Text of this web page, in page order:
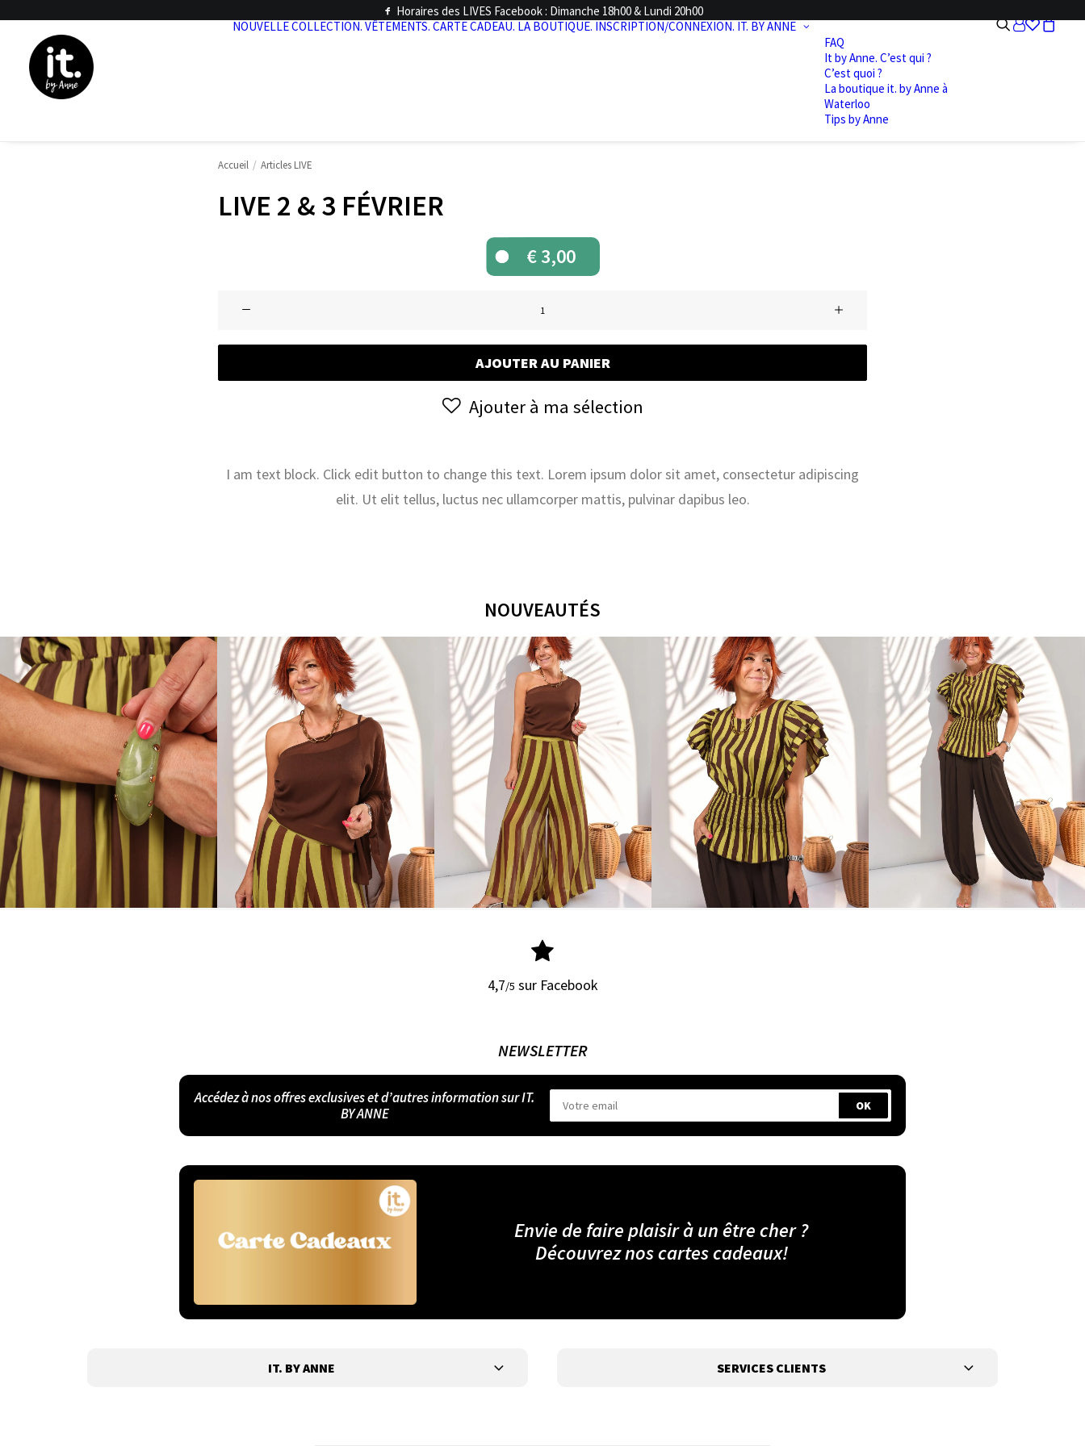
Horaires des LIVES Facebook : Dimanche 18h00 & Lundi 20h00
NOUVELLE COLLECTION. VÊTEMENTS. CARTE CADEAU. LA BOUTIQUE. INSCRIPTION/CONNEXION. IT. BY ANNE
FAQ
It by Anne. C’est qui ?
C’est quoi ?
La boutique it. by Anne à
Waterloo
Tips by Anne
Accueil Articles LIVE
LIVE 2 & 3 FÉVRIER
€3,00
LIVE
2
&
3
AJOUTER AU PANIER
Ajouter à ma sélection
I am text block. Click edit button to change this text. Lorem ipsum dolor sit amet, consectetur adipiscing
elit. Ut elit tellus, luctus nec ullamcorper mattis, pulvinar dapibus leo.
NOUVEAUTÉS
4,7/5 sur Facebook
NEWSLETTER
Accédez à nos offres exclusives et d’autres information sur IT.
BY ANNE
Envie de faire plaisir à un être cher ?
Découvrez nos cartes cadeaux!
IT. BY ANNE SERVICES CLIENTS